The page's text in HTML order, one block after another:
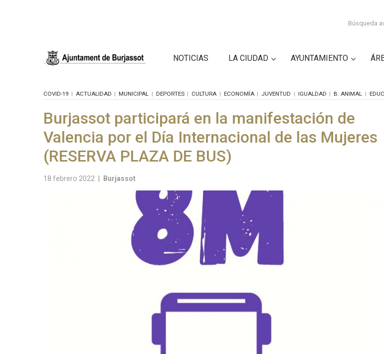
Búsqueda
NOTICIAS LA CIUDAD AYUNTAMIENTO
COVID-19 ACTUALIDAD MUNICIPAL DEPORTES CULTURA ECONOMÍA JUVENTUD IGUALDAD B. ANIMAL
Burjassot participará en la manifestación de
Valencia por el Día Internacional de las Mujeres
(RESERVA PLAZA DE BUS)
18 febrero 2022 Burjassot